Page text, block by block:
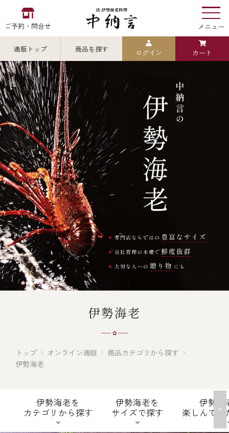
ご予約・問合せ メニュー
中納言
中納言の伊勢海老
用途・シーン
ご結婚式 1.5次会・
レストラン
オンライン通販
(造り/焼物/蒸し/ボイル伊勢海老)
(ごちそう重/誕生日重/還暦重/お食い初め重)
(生おせち/おせち冷凍)
弁当宅配・仕出し
製薬会社・MR
プライバシーポリシー
採用情報
取引先エントリー
通販トップ 商品を探す
カテゴリから探す 全ての商品を見る
伊勢海老
全ての商品を見る
お造り（お刺身）
焼物
蒸し
ボイル伊勢海老
ごちそう重
全ての商品を見る
ごちそう重
還暦重
おせち
全ての商品を見る
生おせち
海鮮鍋
海鮮ＢＢＱ
スープ・スープカレー
レストラン商品
ログイン カート
伊勢海老
トップ オンライン通販
商品カテゴリから探す
伊勢海老
伊勢海老を
カテゴリから探す
伊勢海老を
サイズで探す
伊勢海
楽しんでい
>